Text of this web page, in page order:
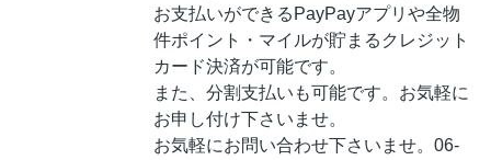
お支払いができるPayPayアプリや全物
件ポイント・マイルが貯まるクレジット
カード決済が可能です。
また、分割支払いも可能です。お気軽に
お申し付け下さいませ。
お気軽にお問い合わせ下さいませ。06-